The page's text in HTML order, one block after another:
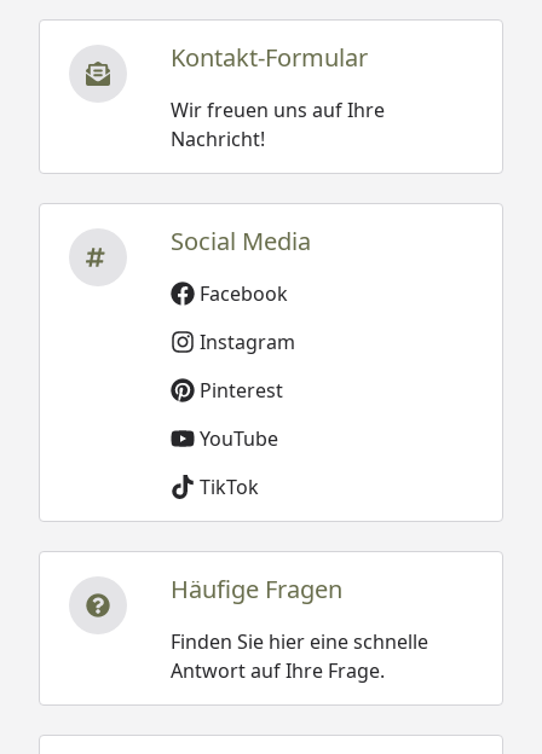
Kontakt-Formular
Wir freuen uns auf Ihre
Nachricht!
Social Media
Facebook
Instagram
Pinterest
YouTube
TikTok
Häufige Fragen
Finden Sie hier eine schnelle
Antwort auf Ihre Frage.